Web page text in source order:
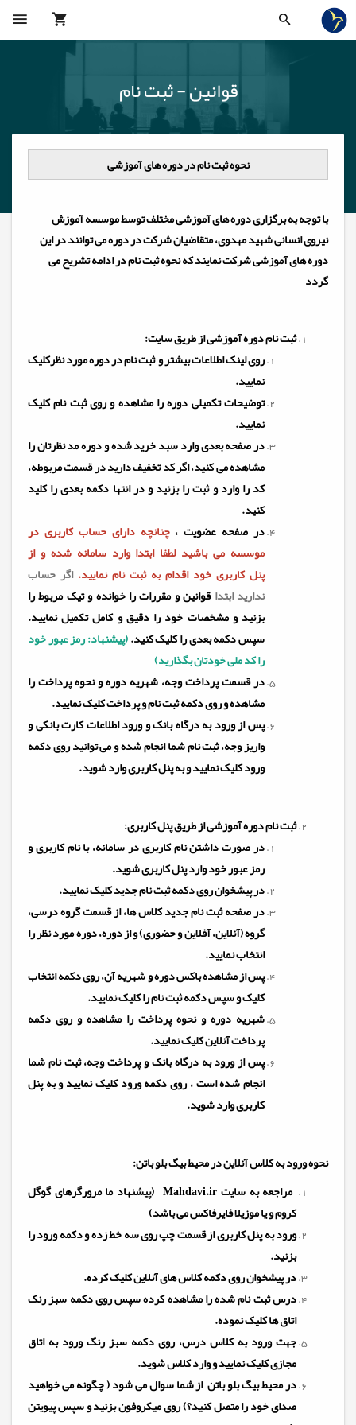
قوانین - ثبت نام
نحوه ثبت نام در دوره های آموزشی
با توجه به برگزاری دوره های آموزشی مختلف توسط موسسه آموزش
نیروی انسانی شهید مهدوی، متقاضیان شرکت در دوره می توانند در این
دوره های آموزشی شرکت نمایند که نحوه ثبت نام در ادامه تشریح می
گردد
ثبت نام دوره آموزشی از طریق سایت:
روی لینک اطلاعات بیشتر و ثبت نام در دوره مورد نظرکلیک
نمایید.
توضیحات تکمیلی دوره را مشاهده و روی ثبت نام کلیک
نمایید.
در صفحه بعدی وارد سبد خرید شده و دوره مد نظرتان را
مشاهده می کنید، اگر کد تخفیف دارید در قسمت مربوطه،
کد را وارد و ثبت را بزنید و در انتها دکمه بعدی را کلید
کنید.
در صفحه عضویت ،چنانچه دارای حساب کاربری در
موسسه می باشید لطفا ابتدا وارد سامانه شده و از
پنل کاربری خود اقدام به ثبت نام نمایید.اگر حساب
ندارید ابتدا قوانین و مقررات را خوانده و تیک مربوط را
بزنید و مشخصات خود را دقیق و کامل تکمیل نمایید.
سپس دکمه بعدی را کلیک کنید.(پیشنهاد: رمز عبور خود
را کد ملی خودتان بگذارید)
در قسمت پرداخت وجه، شهریه دوره و نحوه پرداخت را
مشاهده و روی دکمه ثبت نام و پرداخت کلیک نمایید.
پس از ورود به درگاه بانک و ورود اطلاعات کارت بانکی و
واریز وجه، ثبت نام شما انجام شده و می توانید روی دکمه
ورود کلیک نمایید و به پنل کاربری وارد شوید.
ثبت نام دوره آموزشی از طریق پنل کاربری:
در صورت داشتن نام کاربری در سامانه، با نام کاربری و
رمز عبور خود وارد پنل کاربری شوید.
در پیشخوان روی دکمه ثبت نام جدید کلیک نمایید.
در صفحه ثبت نام جدید کلاس ها، از قسمت گروه درسی،
گروه (آنلاین، آفلاین و حضوری) و از دوره، دوره مورد نظر را
انتخاب نمایید.
پس از مشاهده باکس دوره و شهریه آن، روی دکمه انتخاب
کلیک و سپس دکمه ثبت نام را کلیک نمایید.
شهریه دوره و نحوه پرداخت را مشاهده و روی دکمه
پرداخت آنلاین کلیک نمایید.
پس از ورود به درگاه بانک و پرداخت وجه، ثبت نام شما
انجام شده است ، روی دکمه ورود کلیک نمایید و به پنل
کاربری وارد شوید.
نحوه ورود به کلاس آنلاین در محیط بیگ بلو باتن:
مراجعهبه سایتMahdavi.ir(پیشنهاد ما مرورگرهای گوگل
کروم و یا موزیلا فایرفاکس می باشد)
ورود به پنل کاربری از قسمت چپ روی سه خط زده و دکمه ورود را
بزنید.
در پیشخوان روی دکمه کلاس های آنلاین کلیک کرده.
درس ثبت نام شده را مشاهده کرده سپس روی دکمه سبز رنک
اتاق ها کلیک نموده.
جهت ورود به کلاس درس، روی دکمه سبز رنگ ورود به اتاق
مجازی کلیک نمایید و وارد کلاس شوید.
در محیط بیگ بلو باتن از شما سوال می شود ( چگونه می خواهید
صدای خود را متصل کنید؟) روی میکروفون بزنید و سپس پیویتن